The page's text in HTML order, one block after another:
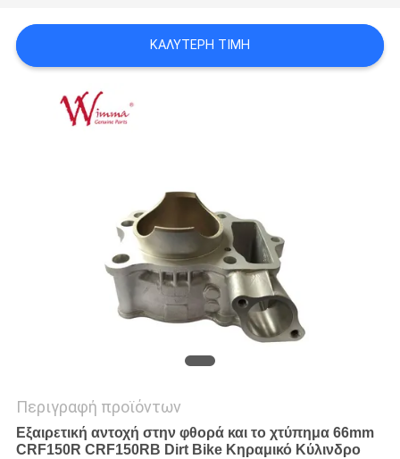
ΜΥΣΤΙΚΌΤΗΤΑΣΚΑΛΎΤΕΡΗ ΤΙΜΉ
Περιγραφή προϊόντων
Εξαιρετική αντοχή στην φθορά και το χτύπημα 66mm
CRF150R CRF150RB Dirt Bike Κηραμικό Κύλινδρο